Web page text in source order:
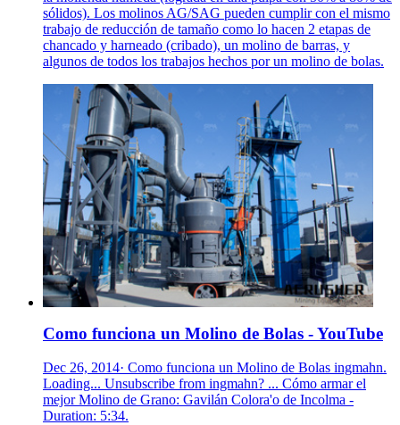
sólidos). Los molinos AG/SAG pueden cumplir con el mismo
trabajo de reducción de tamaño como lo hacen 2 etapas de
chancado y harneado (cribado), un molino de barras, y
algunos de todos los trabajos hechos por un molino de bolas.
Como funciona un Molino de Bolas - YouTube
Dec 26, 2014· Como funciona un Molino de Bolas ingmahn.
Loading... Unsubscribe from ingmahn? ... Cómo armar el
mejor Molino de Grano: Gavilán Colora'o de Incolma -
Duration: 5:34.